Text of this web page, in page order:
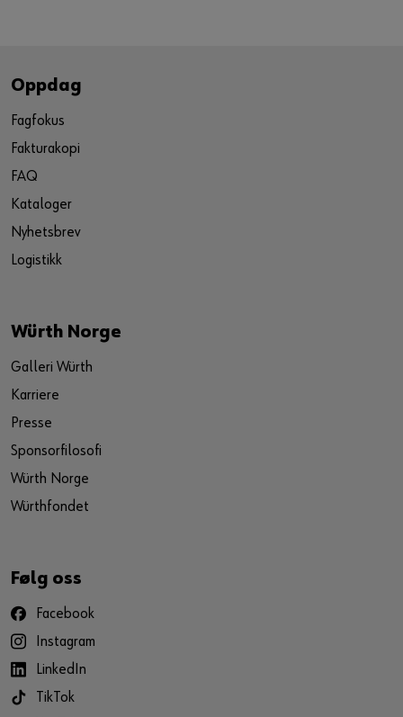
Oppdag
Fagfokus
Fakturakopi
FAQ
Kataloger
Nyhetsbrev
Logistikk
Würth Norge
Galleri Würth
Karriere
Presse
Sponsorfilosofi
Würth Norge
Würthfondet
Følg oss
Facebook
Instagram
LinkedIn
TikTok